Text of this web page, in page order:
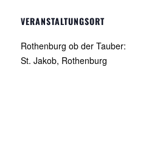
VERANSTALTUNGSORT
Rothenburg ob der Tauber:
St. Jakob, Rothenburg